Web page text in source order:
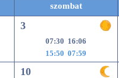
szombat
3
07:30 16:06
15:50 07:59
10